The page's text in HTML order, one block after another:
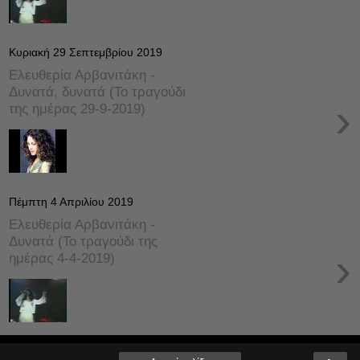
Κυριακή 29 Σεπτεμβρίου 2019
Ελευθερία Αρβανιτάκη -
Δυνατά, δυνατά (Το τραγούδι
της ημέρας 29-9-2019)
›
Πέμπτη 4 Απριλίου 2019
Ελευθερία Αρβανιτάκη -
Δυνατά (Το τραγούδι της
ημέρας 4-4-2019)
›